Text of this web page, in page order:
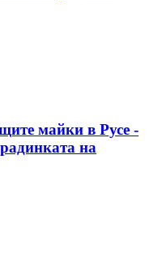
майки в Русе -
на